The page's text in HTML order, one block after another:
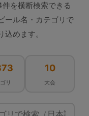
を横断検索できる
ール名・カテゴリで
めます。
リ
10
大会